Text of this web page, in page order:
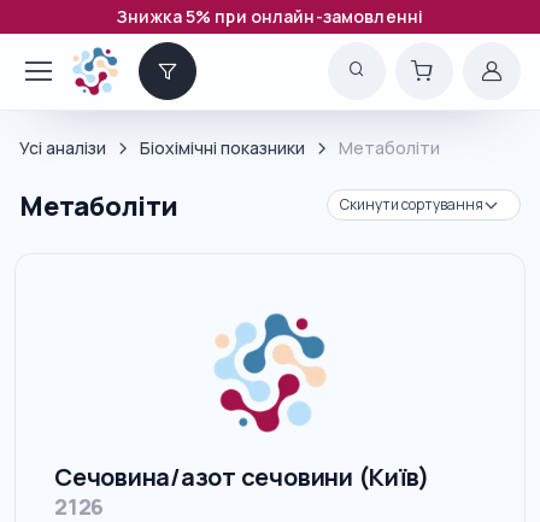
Знижка 5% при онлайн-замовленні
Усі аналізи Біохімічні показники Метаболіти
Метаболіти
Сечовина/азот сечовини (Київ)
2126